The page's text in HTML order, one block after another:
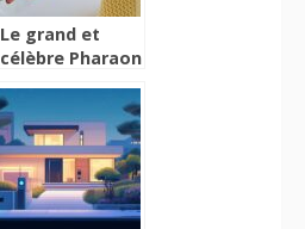
Le grand et
célèbre Pharaon